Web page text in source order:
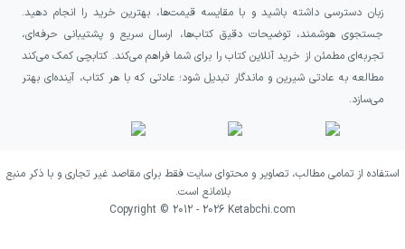
زبان دسترسی داشته باشید و با مقایسه قیمت‌ها، بهترین خرید را انجام دهید.
جستجوی هوشمند، توضیحات دقیق کتاب‌ها، ارسال سریع و پشتیبانی حرفه‌ای،
تجربه‌ای مطمئن از خرید آنلاین کتاب را برای شما فراهم می‌کند. کتابچی کمک می‌کند
مطالعه به عادتی شیرین و ماندگار تبدیل شود؛ عادتی که با هر کتاب، آینده‌ای بهتر
می‌سازد.
استفاده از تمامی مطالب، تصاویر و محتوای سایت فقط برای مقاصد غیر تجاری و با ذکر منبع
بلامانع است.
Copyright © 2012 - 2026 Ketabchi.com